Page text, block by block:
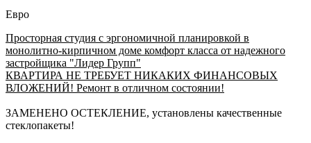
Евро
Просторная студия с эргономичной планировкой в
монолитно-кирпичном доме комфорт класса от надежного
застройщика "Лидер Групп"
КВАРТИРА НЕ ТРЕБУЕТ НИКАКИХ ФИНАНСОВЫХ
ВЛОЖЕНИЙ! Ремонт в отличном состоянии!
ЗАМЕНЕНО ОСТЕКЛЕНИЕ, установлены качественные
стеклопакеты!